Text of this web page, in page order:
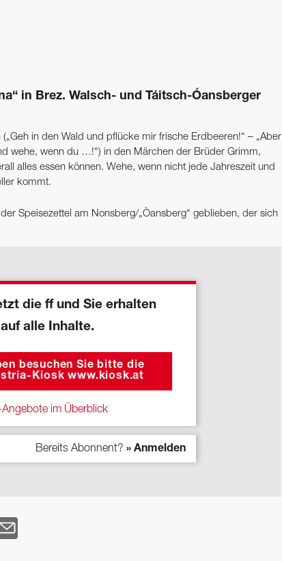
in Brez. Walsch- und Táitsch-Óansberger
in den Wald und pflücke mir frische Erdbeeren!“ – „Aber
wehe, wenn du …!“) in den Märchen der Brüder Grimm,
alles essen können. Wehe, wenn nicht jede Jahreszeit und
kommt.
Speisezettel am Nonsberg/„Òansberg“ geblieben, der sich
die ff und Sie erhalten
alle Inhalte.
besuchen Sie bitte die
Kiosk www.kiosk.at
im Überblick
Bereits Abonnent? » Anmelden